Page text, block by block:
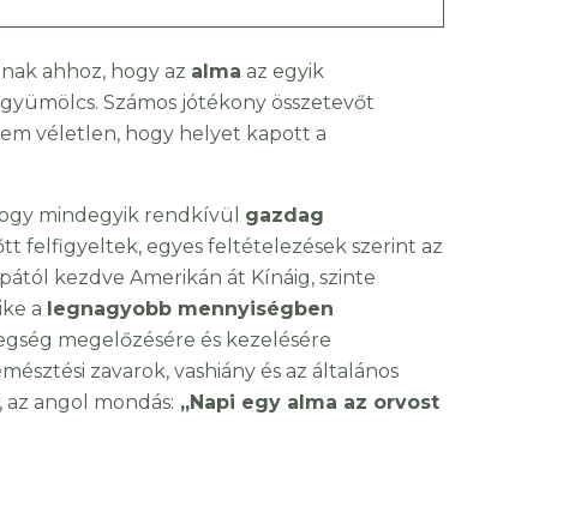
ahhoz, hogy az alma az egyik
Számos jótékony összetevőt
véletlen, hogy helyet kapott a
mindegyik rendkívül gazdag
felfigyeltek, egyes feltételezések szerint az
kezdve Amerikán át Kínáig, szinte
a legnagyobb mennyiségben
megelőzésére és kezelésére
zavarok, vashiány és az általános
angol mondás: „Napi egy alma az orvost